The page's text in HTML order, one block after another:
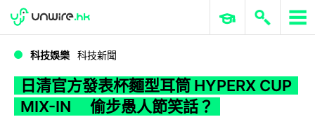
WWDC 2026 ERP 與商業 AI
科技娛樂 科技新聞
日清官方發表杯麵型耳筒 HYPERX CUP
MIX-IN 偷步愚人節笑話？